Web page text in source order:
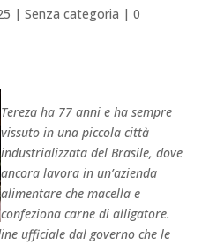
| Senza categoria | 0
Tereza ha 77 anni e ha sempre
vissuto in una piccola città
industrializzata del Brasile, dove
ancora lavora in un’azienda
alimentare che macella e
confeziona carne di alligatore.
ufficiale dal governo che le